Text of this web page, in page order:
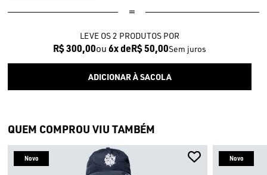
LEVE OS 2 PRODUTOS
R$ 300,00 6x R$ 50,00Sem juros
QUEM COMPROU VIU TAMBÉM
Novo Novo